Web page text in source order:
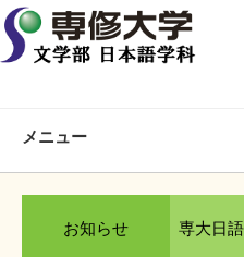
メニュー
お知らせ 専大日